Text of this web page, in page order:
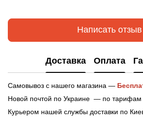
Написать отзыв
Доставка Оплата
Самовывоз с нашего магазина —
Новой почтой по Украине — по тарифам
Курьером нашей службы доставки по